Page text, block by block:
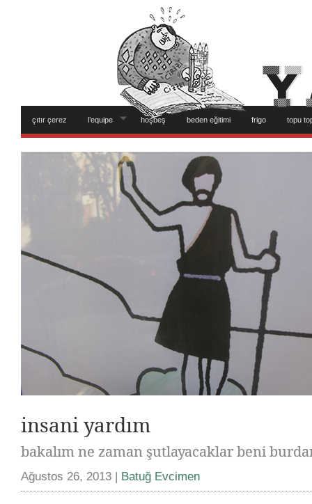
çıtır çerez l’equipe hoşbeş beden eğitimi frigo topu
insani yardım
bakalım ne zaman şutlayacaklar beni
Ağustos 26, 2013 | Batuğ Evcimen